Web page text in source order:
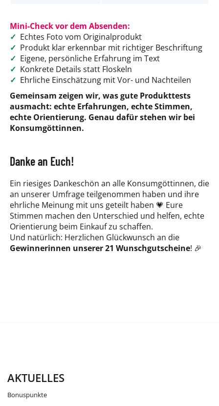
Mini-Check vor dem Absenden:
✓ Echtes Foto vom Originalprodukt
✓ Produkt klar erkennbar mit richtiger Beschriftung
✓ Eigene, persönliche Erfahrung im Text
✓ Konkrete Details statt Floskeln
✓ Ehrliche Einschätzung mit Vor- und Nachteilen
Gemeinsam zeigen wir, was gute Produkttests
ausmacht: echte Erfahrungen, echte Stimmen,
echte Orientierung. Genau dafür stehen wir bei
Konsumgöttinnen.
Danke an Euch!
Ein riesiges Dankeschön an alle Konsumgöttinnen, die
an unserer Umfrage teilgenommen haben und ihre
ehrliche Meinung mit uns geteilt haben 💗 Eure
Stimmen machen den Unterschied und helfen, echte
Orientierung beim Einkauf zu schaffen.
Und natürlich: Herzlichen Glückwunsch an die
Gewinnerinnen unserer 21 Wunschgutscheine! 🎉
AKTUELLES
Bonuspunkte